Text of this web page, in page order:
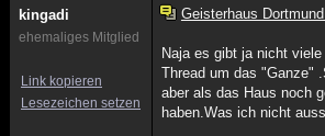
kingadi
ehemaliges Mitglied
Link kopieren
Lesezeichen setzen
Geisterhaus
Naja es gibt ja nicht
Thread um das "Ganze"
aber als das Haus noch
haben.Was ich nicht